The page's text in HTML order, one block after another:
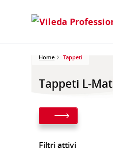
Home Tappeti
Tappeti L-Mat
Filtri attivi